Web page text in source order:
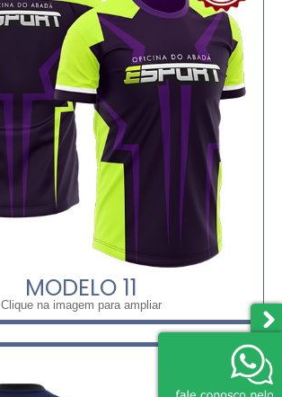
MODELO 11
Clique na imagem para ampliar